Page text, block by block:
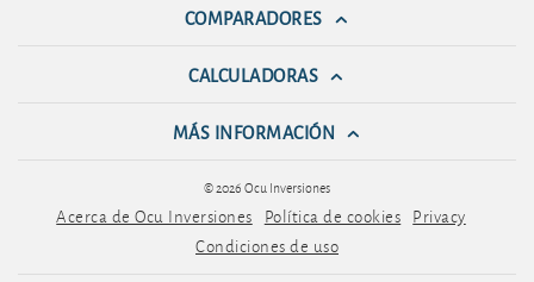
COMPARADORES
CALCULADORAS
MÁS INFORMACIÓN
© 2026 Ocu Inversiones
Acerca de Ocu Inversiones Política de cookies Privacy
Condiciones de uso